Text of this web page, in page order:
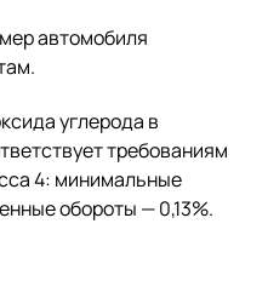
автомобиля
углерода в
требованиям
4: минимальные
обороты — 0,13%.